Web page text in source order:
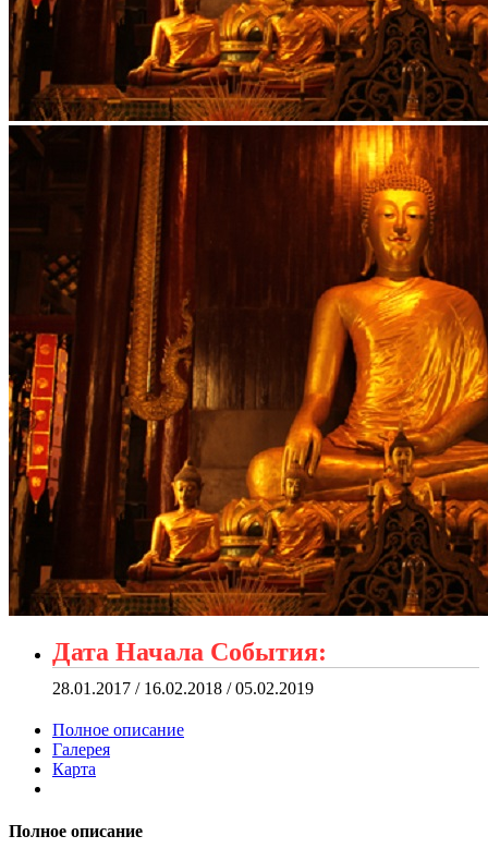
Дата Начала События:
28.01.2017 / 16.02.2018 / 05.02.2019
Полное описание
Галерея
Карта
Полное описание